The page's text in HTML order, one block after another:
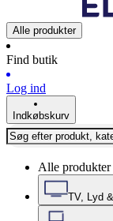
Alle produkter
Find butik
Log ind
Indkøbskurv
Alle produkter
TV, Lyd